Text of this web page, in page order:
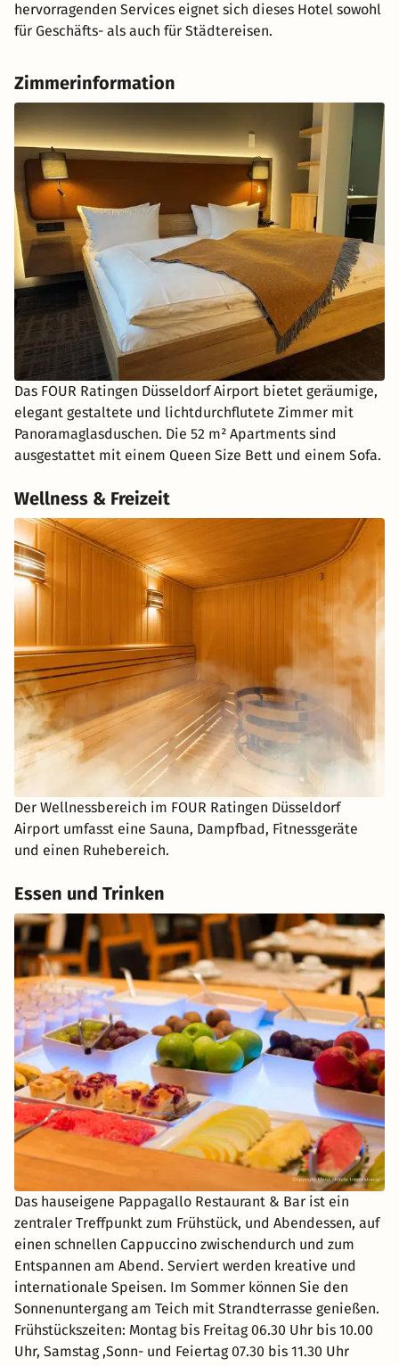
hervorragenden Services eignet sich dieses Hotel sowohl
für Geschäfts- als auch für Städtereisen.
Zimmerinformation
Das FOUR Ratingen Düsseldorf Airport bietet geräumige,
elegant gestaltete und lichtdurchflutete Zimmer mit
Panoramaglasduschen. Die 52 m² Apartments sind
ausgestattet mit einem Queen Size Bett und einem Sofa.
Wellness & Freizeit
Der Wellnessbereich im FOUR Ratingen Düsseldorf
Airport umfasst eine Sauna, Dampfbad, Fitnessgeräte
und einen Ruhebereich.
Essen und Trinken
Das hauseigene Pappagallo Restaurant & Bar ist ein
zentraler Treffpunkt zum Frühstück, und Abendessen, auf
einen schnellen Cappuccino zwischendurch und zum
Entspannen am Abend. Serviert werden kreative und
internationale Speisen. Im Sommer können Sie den
Sonnenuntergang am Teich mit Strandterrasse genießen.
Frühstückszeiten: Montag bis Freitag 06.30 Uhr bis 10.00
Uhr, Samstag ,Sonn- und Feiertag 07.30 bis 11.30 Uhr